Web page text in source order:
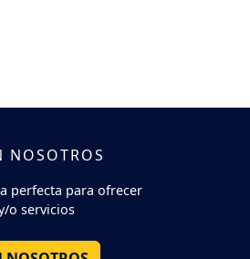
NOSOTROS
perfecta para ofrecer
o servicios